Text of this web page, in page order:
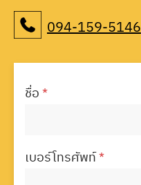
094-159-5146
ชื่อ*
เบอร์โทรศัพท์*